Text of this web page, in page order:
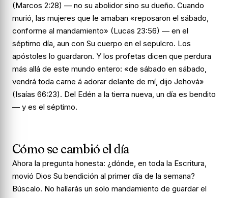
(Marcos 2:28) — no su abolidor sino su dueño. Cuando
murió, las mujeres que le amaban «reposaron el sábado,
conforme al mandamiento» (Lucas 23:56) — en el
séptimo día, aun con Su cuerpo en el sepulcro. Los
apóstoles lo guardaron. Y los profetas dicen que perdura
más allá de este mundo entero: «de sábado en sábado,
vendrá toda carne á adorar delante de mí, dijo Jehová»
(Isaías 66:23). Del Edén a la tierra nueva, un día es bendito
— y es el séptimo.
Cómo se cambió el día
Ahora la pregunta honesta: ¿dónde, en toda la Escritura,
movió Dios Su bendición al primer día de la semana?
Búscalo. No hallarás un solo mandamiento de guardar el